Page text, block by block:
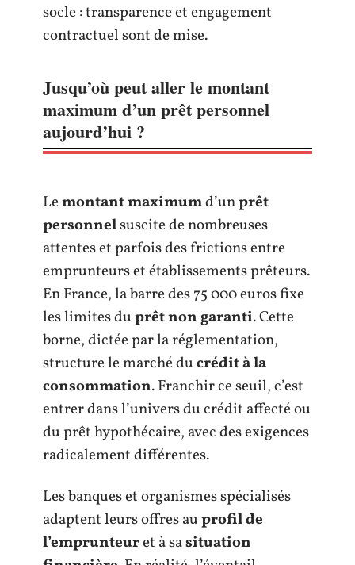
socle : transparence et engagement
contractuel sont de mise.
Jusqu’où peut aller le montant
maximum d’un prêt personnel
aujourd’hui ?
Lemontant maximumd’unprêt
personnelsuscite de nombreuses
attentes et parfois des frictions entre
emprunteurs et établissements prêteurs.
En France, la barre des 75 000 euros fixe
les limites duprêt non garanti. Cette
borne, dictée par la réglementation,
structure le marché ducrédit à la
consommation. Franchir ce seuil, c’est
entrer dans l’univers du crédit affecté ou
du prêt hypothécaire, avec des exigences
radicalement différentes.
Les banques et organismes spécialisés
adaptent leurs offres auprofil de
l’emprunteuret à sasituation